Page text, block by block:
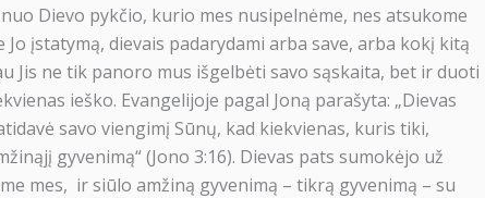
Dievo pykčio, kurio mes nusipelnėme, nes atsukome
Jo įstatymą, dievais padarydami arba save, arba kokį kitą
Jis ne tik panoro mus išgelbėti savo sąskaita, bet ir duoti
ieško. Evangelijoje pagal Joną parašyta: „Dievas
savo viengimį Sūnų, kad kiekvienas, kuris tiki,
gyvenimą“ (Jono 3:16). Dievas pats sumokėjo už
mes, ir siūlo amžiną gyvenimą – tikrą gyvenimą – su
10€ 50€
100€
Aukoti
Daugiau paramos būdų